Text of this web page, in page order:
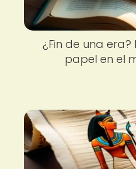
¿Fin de una era?
papel en el